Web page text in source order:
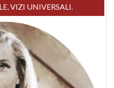
VIZI UNIVERSALI.